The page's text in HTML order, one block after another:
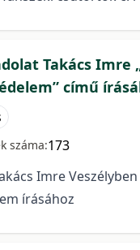
Takács Imre
című
száma:173
Imre Veszélyben
írásához